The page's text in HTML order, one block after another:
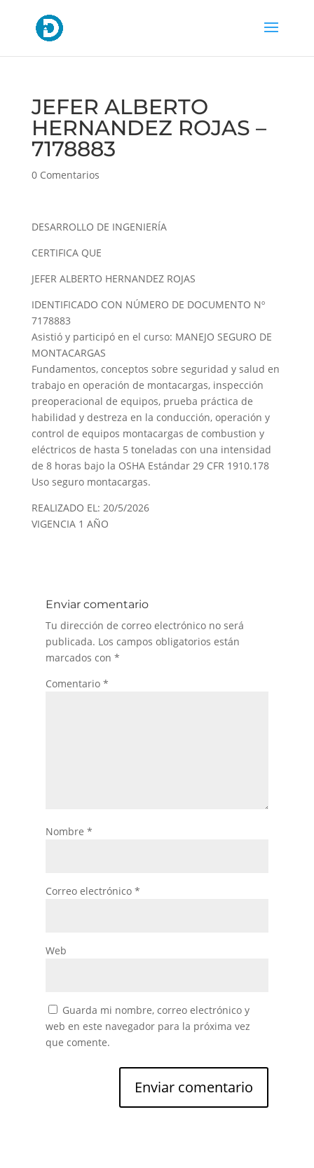
JEFER ALBERTO
HERNANDEZ ROJAS –
7178883
0 Comentarios
DESARROLLO DE INGENIERÍA
CERTIFICA QUE
JEFER ALBERTO HERNANDEZ ROJAS
IDENTIFICADO CON NÚMERO DE DOCUMENTO Nº
7178883
Asistió y participó en el curso: MANEJO SEGURO DE
MONTACARGAS
Fundamentos, conceptos sobre seguridad y salud en
trabajo en operación de montacargas, inspección
preoperacional de equipos, prueba práctica de
habilidad y destreza en la conducción, operación y
control de equipos montacargas de combustion y
eléctricos de hasta 5 toneladas con una intensidad
de 8 horas bajo la OSHA Estándar 29 CFR 1910.178
Uso seguro montacargas.
REALIZADO EL: 20/5/2026
VIGENCIA 1 AÑO
Enviar comentario
Tu dirección de correo electrónico no será
publicada. Los campos obligatorios están
marcados con *
Comentario *
Nombre *
Correo electrónico *
Web
Guarda mi nombre, correo electrónico y
web en este navegador para la próxima vez
que comente.